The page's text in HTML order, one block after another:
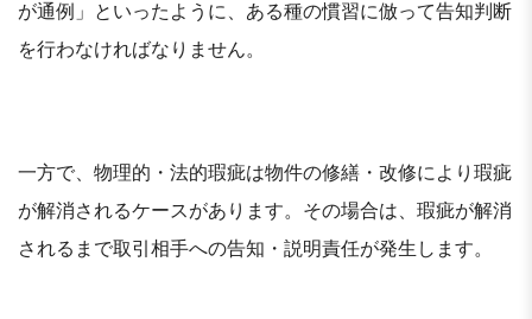
が通例」といったように、ある種の慣習に倣って告知判断
を行わなければなりません。
一方で、物理的・法的瑕疵は物件の修繕・改修により瑕疵
が解消されるケースがあります。その場合は、瑕疵が解消
されるまで取引相手への告知・説明責任が発生します。